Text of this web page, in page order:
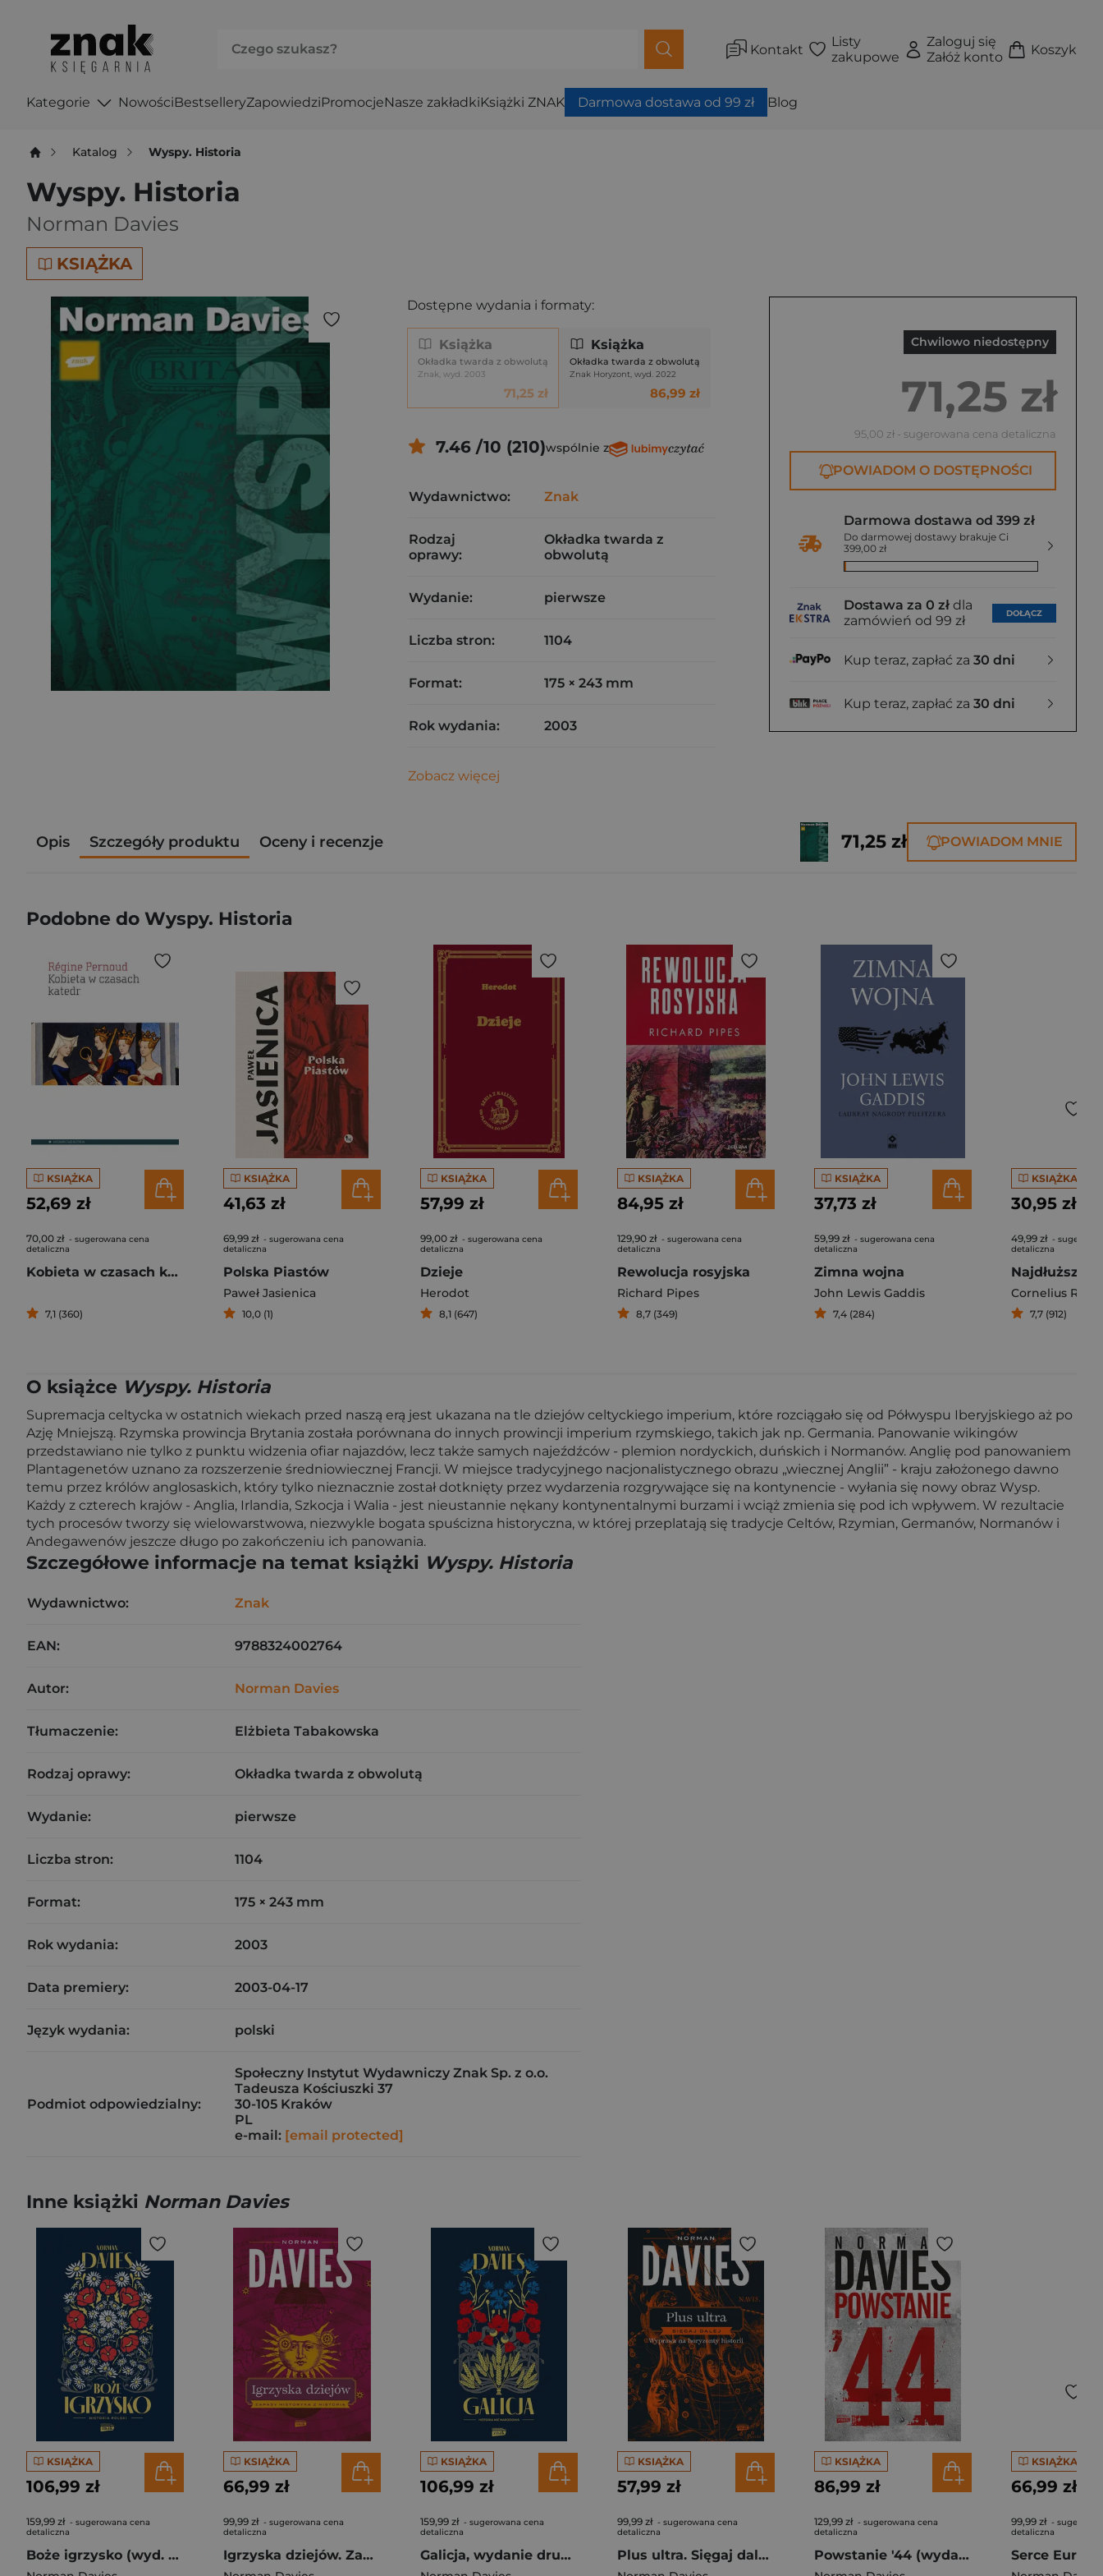
Kontakt
Listy
zakupowe
Zaloguj się
Załóż konto
Koszyk
Kategorie NowościBestselleryZapowiedziPromocjeNasze zakładkiKsiążki ZNAK Darmowa dostawa od 99 zł Blog
Katalog Wyspy. Historia
Wyspy. Historia
Norman Davies
KSIĄŻKA
Chwilowo niedostępny
71,25 zł
95,00 zł - sugerowana cena detaliczna
POWIADOM O DOSTĘPNOŚCI
Darmowa dostawa od 399 zł
Do darmowej dostawy brakuje Ci
399,00 zł
Dostawa za 0 zł dla
zamówień od 99 zł
DOŁĄCZ
Kup teraz, zapłać za 30 dni
Kup teraz, zapłać za 30 dni
Dostępne wydania i formaty:
Książka
Okładka twarda z obwolutą
Znak, wyd. 2003
71,25 zł
Książka
Okładka twarda z obwolutą
Znak Horyzont, wyd. 2022
86,99 zł
7.46 /10 (210)wspólnie z
Wydawnictwo: Znak
Rodzaj
oprawy:
Okładka twarda z
obwolutą
Wydanie: pierwsze
Liczba stron: 1104
Format: 175 × 243 mm
Rok wydania: 2003
Zobacz więcej
Opis Szczegóły produktu Oceny i recenzje 71,25 zł POWIADOM MNIE
Podobne do Wyspy. Historia
KSIĄŻKA
52,69 zł
70,00 zł - sugerowana cena
detaliczna
Kobieta w czasach katedr
7,1 (360)
KSIĄŻKA
41,63 zł
69,99 zł - sugerowana cena
detaliczna
Polska Piastów
Paweł Jasienica
10,0 (1)
KSIĄŻKA
57,99 zł
99,00 zł - sugerowana cena
detaliczna
Dzieje
Herodot
8,1 (647)
KSIĄŻKA
84,95 zł
129,90 zł - sugerowana cena
detaliczna
Rewolucja rosyjska
Richard Pipes
8,7 (349)
KSIĄŻKA
37,73 zł
59,99 zł - sugerowana cena
detaliczna
Zimna wojna
John Lewis Gaddis
7,4 (284)
KSIĄŻKA
30,95 zł
49,99 zł -
detaliczna
Cornelius Ryan
7,7 (912)
O książce Wyspy. Historia
Supremacja celtycka w ostatnich wiekach przed naszą erą jest ukazana na tle dziejów celtyckiego imperium, które rozciągało się od Półwyspu Iberyjskiego aż po
Azję Mniejszą. Rzymska prowincja Brytania została porównana do innych prowincji imperium rzymskiego, takich jak np. Germania. Panowanie wikingów
przedstawiano nie tylko z punktu widzenia ofiar najazdów, lecz także samych najeźdźców - plemion nordyckich, duńskich i Normanów. Anglię pod panowaniem
Plantagenetów uznano za rozszerzenie średniowiecznej Francji. W miejsce tradycyjnego nacjonalistycznego obrazu „wiecznej Anglii” - kraju założonego dawno
temu przez królów anglosaskich, który tylko nieznacznie został dotknięty przez wydarzenia rozgrywające się na kontynencie - wyłania się nowy obraz Wysp.
Każdy z czterech krajów - Anglia, Irlandia, Szkocja i Walia - jest nieustannie nękany kontynentalnymi burzami i wciąż zmienia się pod ich wpływem. W rezultacie
tych procesów tworzy się wielowarstwowa, niezwykle bogata spuścizna historyczna, w której przeplatają się tradycje Celtów, Rzymian, Germanów, Normanów i
Andegawenów jeszcze długo po zakończeniu ich panowania.
Szczegółowe informacje na temat książki Wyspy. Historia
Wydawnictwo: Znak
EAN: 9788324002764
Autor: Norman Davies
Tłumaczenie: Elżbieta Tabakowska
Rodzaj oprawy: Okładka twarda z obwolutą
Wydanie: pierwsze
Liczba stron: 1104
Format: 175 × 243 mm
Rok wydania: 2003
Data premiery: 2003-04-17
Język wydania: polski
Podmiot odpowiedzialny:
Społeczny Instytut Wydawniczy Znak Sp. z o.o.
Tadeusza Kościuszki 37
30-105 Kraków
PL
e-mail: [email protected]
Inne książki Norman Davies
KSIĄŻKA
106,99 zł
159,99 zł - sugerowana cena
detaliczna
Boże igrzysko (wyd. 2026 - nowa okładka)
KSIĄŻKA
66,99 zł
99,99 zł - sugerowana cena
detaliczna
Igrzyska dziejów. Zapasy historyka z historią
KSIĄŻKA
106,99 zł
159,99 zł - sugerowana cena
detaliczna
Galicja, wydanie drugie uzupełnione
KSIĄŻKA
57,99 zł
99,99 zł - sugerowana cena
detaliczna
Plus ultra. Sięgaj dalej. Wyprawa na horyzonty historii
KSIĄŻKA
86,99 zł
129,99 zł - sugerowana cena
detaliczna
Powstanie '44 (wydanie 2024 okolicznościowe)
KSIĄŻKA
66,99 zł
99,99 zł -
detaliczna